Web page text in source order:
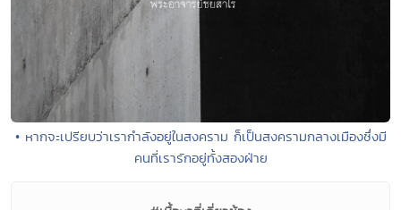
• หากจะเปรียบว่าเรากำลังอยู่ในสงคราม ก็เป็นสงครามกลางเมืองซึ่งมี
คนที่เรารักอยู่ทั้งสองฝ่าย